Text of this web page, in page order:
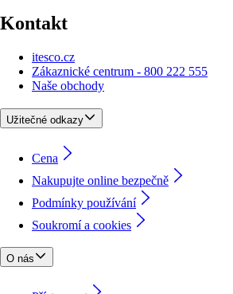
Kontakt
itesco.cz
Zákaznické centrum - 800 222 555
Naše obchody
Užitečné odkazy
Cena
Nakupujte online bezpečně
Podmínky používání
Soukromí a cookies
O nás